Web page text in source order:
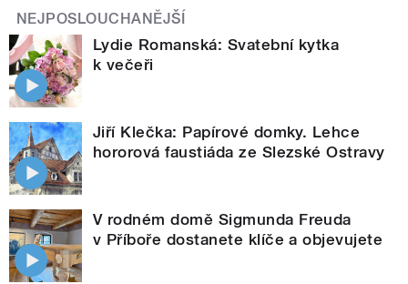
NEJPOSLOUCHANĚJŠÍ
Lydie Romanská: Svatební kytka
k večeři
Jiří Klečka: Papírové domky. Lehce
hororová faustiáda ze Slezské Ostravy
V rodném domě Sigmunda Freuda
v Příboře dostanete klíče a objevujete